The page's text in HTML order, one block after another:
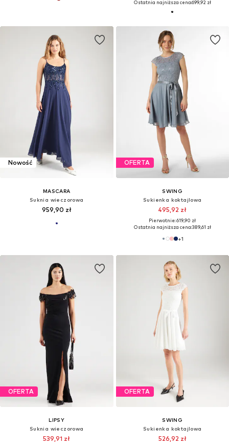
Ostatnia najniższa cena:699,92 zł
Nowość
MASCARA
Suknia wieczorowa
959,90 zł
OFERTA
SWING
Sukienka koktajlowa
495,92 zł
Pierwotnie: 619,90 zł
Ostatnia najniższa cena:389,61 zł
+1
OFERTA
LIPSY
Suknia wieczorowa
539,91 zł
OFERTA
SWING
Sukienka koktajlowa
526,92 zł